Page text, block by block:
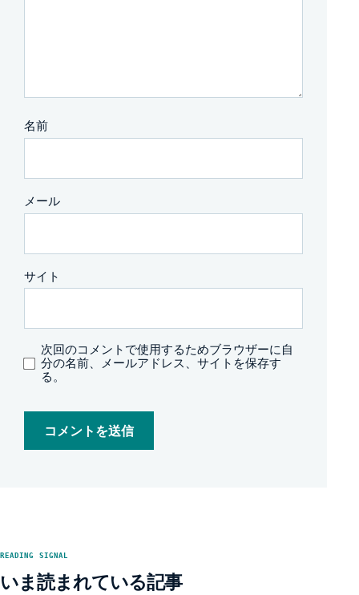
名前
メール
サイト
次回のコメントで使用するためブラウザーに自
分の名前、メールアドレス、サイトを保存す
る。
READING SIGNAL
いま読まれている記事